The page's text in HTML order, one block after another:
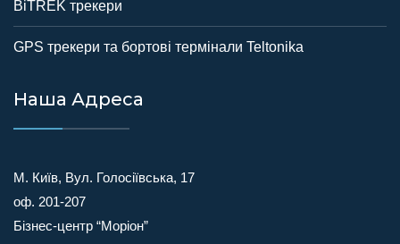
BiTREK трекери
GPS трекери та бортові термінали Teltonika
Наша Адреса
М. Київ, Вул. Голосіївська, 17
оф. 201-207
Бізнес-центр “Моріон”